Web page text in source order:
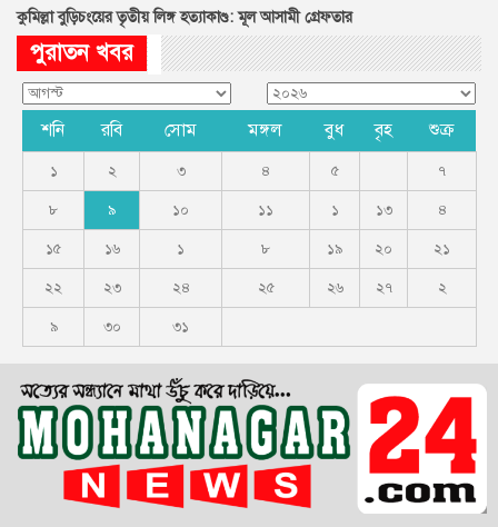
কুমিল্লা বুড়িচংয়ের তৃতীয় লিঙ্গ হত্যাকাণ্ড: মূল আসামী গ্রেফতার
পুরাতন খবর
শনি রবি সোম মঙ্গল বুধ বৃহ শুক্র
১ ২ ৩ ৪ ৫ ৭
৮ ৯ ১০ ১১ ১ ১৩ ৪
১৫ ১৬ ১ ৮ ১৯ ২০ ২১
২২ ২৩ ২৪ ২৫ ২৬ ২৭ ২
৯ ৩০ ৩১